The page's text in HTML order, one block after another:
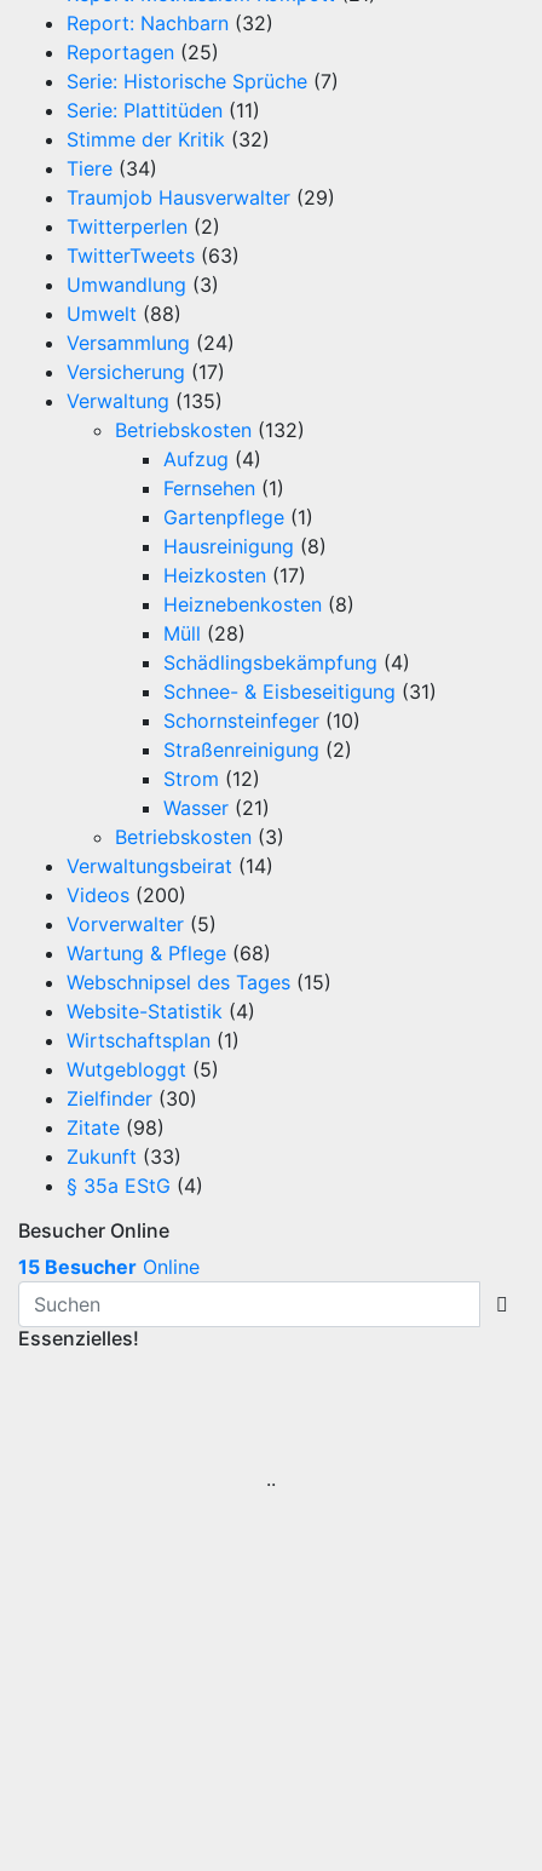
Report: Nachbarn (32)
Reportagen (25)
Serie: Historische Sprüche (7)
Serie: Plattitüden (11)
Stimme der Kritik (32)
Tiere (34)
Traumjob Hausverwalter (29)
Twitterperlen (2)
TwitterTweets (63)
Umwandlung (3)
Umwelt (88)
Versammlung (24)
Versicherung (17)
Verwaltung (135)
Betriebskosten (132)
Aufzug (4)
Fernsehen (1)
Gartenpflege (1)
Hausreinigung (8)
Heizkosten (17)
Heiznebenkosten (8)
Müll (28)
Schädlingsbekämpfung (4)
Schnee- & Eisbeseitigung (31)
Schornsteinfeger (10)
Straßenreinigung (2)
Strom (12)
Wasser (21)
Betriebskosten (3)
Verwaltungsbeirat (14)
Videos (200)
Vorverwalter (5)
Wartung & Pflege (68)
Webschnipsel des Tages (15)
Website-Statistik (4)
Wirtschaftsplan (1)
Wutgebloggt (5)
Zielfinder (30)
Zitate (98)
Zukunft (33)
§ 35a EStG (4)
Besucher Online
15 Besucher Online
Essenzielles!
..